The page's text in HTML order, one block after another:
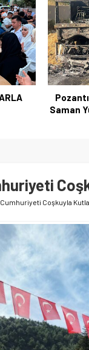
Yazdı: İLBER
Oldu
Müdür
Cumhuriyeti Coşkuyla